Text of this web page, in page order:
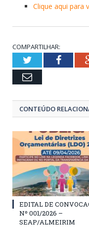
Clique aqui para
COMPARTILHAR:
Twitter
Email
CONTEÚDO
EDITAL DE
Nº 001/2026 –
SEAP/ALMEIRIM